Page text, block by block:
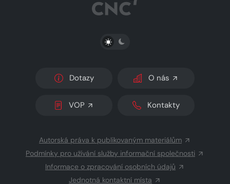
PŘEPNOUT SVĚTLÝ/TMAVÝ REŽIM
Dotazy O nás
VOP Kontakty
Autorská práva k publikovaným materiálům
Podmínky pro užívání služby informační společnosti
Informace o zpracování osobních údajů
Jednotná kontaktní místa